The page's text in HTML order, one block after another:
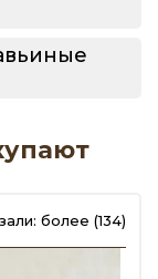
более (134)